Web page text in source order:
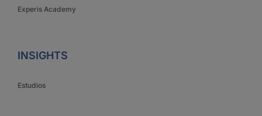
Experis Academy
INSIGHTS
Estudios